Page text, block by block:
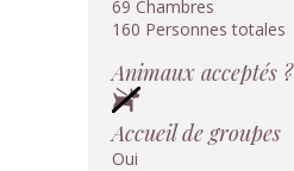
69 Chambres
160 Personnes totales
Animaux acceptés ?
Accueil de groupes
Oui